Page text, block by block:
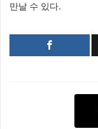
만날 수 있다.